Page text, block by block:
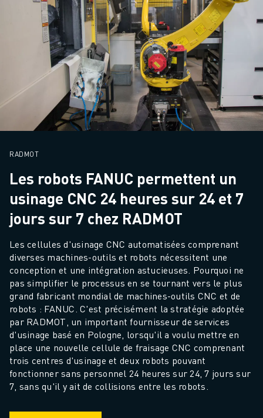
LOCALISATION DES SITES
RADMOT
Les robots FANUC permettent un
usinage CNC 24 heures sur 24 et 7
jours sur 7 chez RADMOT
Les cellules d'usinage CNC automatisées comprenant
diverses machines-outils et robots nécessitent une
conception et une intégration astucieuses. Pourquoi ne
pas simplifier le processus en se tournant vers le plus
grand fabricant mondial de machines-outils CNC et de
robots : FANUC. C'est précisément la stratégie adoptée
par RADMOT, un important fournisseur de services
d'usinage basé en Pologne, lorsqu'il a voulu mettre en
place une nouvelle cellule de fraisage CNC comprenant
trois centres d'usinage et deux robots pouvant
fonctionner sans personnel 24 heures sur 24, 7 jours sur
7, sans qu'il y ait de collisions entre les robots.